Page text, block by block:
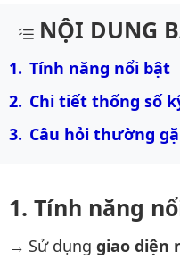
Mô tả chi tiết
NỘI DUNG
Tính năng nổi bật
Chi tiết thống số
Câu hỏi thường
Tính năng
Sử dụng giao diện